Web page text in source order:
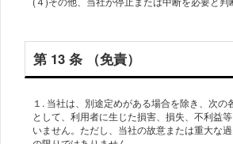
第 13 条 （免責）
１. 当社は、別途定めがある場合を除き、次の
として、利⽤者に⽣じた損害、損失、不利益
いません。ただし、当社の故意または重⼤な